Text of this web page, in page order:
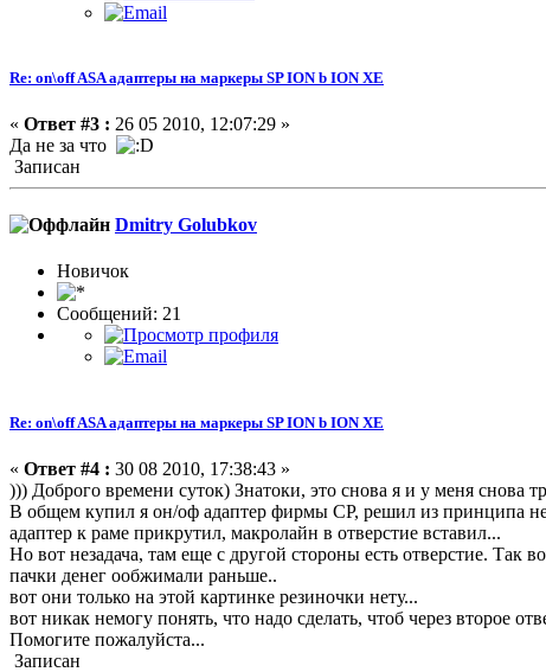
Re: on\off ASA адаптеры на маркеры SP ION b ION XE
« Ответ #3 : 26 05 2010, 12:07:29 »
Да не за что
Записан
Dmitry Golubkov
Новичок
Сообщений: 21
Re: on\off ASA адаптеры на маркеры SP ION b ION XE
« Ответ #4 : 30 08 2010, 17:38:43 »
))) Доброго времени суток) Знатоки, это снова я и у меня снова
В общем купил я он/оф адаптер фирмы CP, решил из принципа не
адаптер к раме прикрутил, макролайн в отверстие вставил...
Но вот незадача, там еще с другой стороны есть отверстие. Так
пачки денег ообжимали раньше..
вот они только на этой картинке резиночки нету...
вот никак немогу понять, что надо сделать, чтоб через второе
Помогите пожалуйста...
Записан